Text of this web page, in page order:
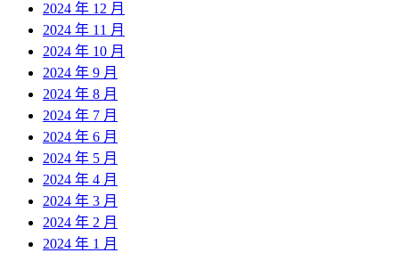
2024 年 12 月
2024 年 11 月
2024 年 10 月
2024 年 9 月
2024 年 8 月
2024 年 7 月
2024 年 6 月
2024 年 5 月
2024 年 4 月
2024 年 3 月
2024 年 2 月
2024 年 1 月